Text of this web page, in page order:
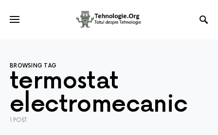
BROWSING TAG
termostat
electromecanic
1 POST